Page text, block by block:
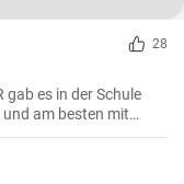
28
es in der Schule
und am besten mit
Würstchen ist sehr
- ausprobieren lohnt .